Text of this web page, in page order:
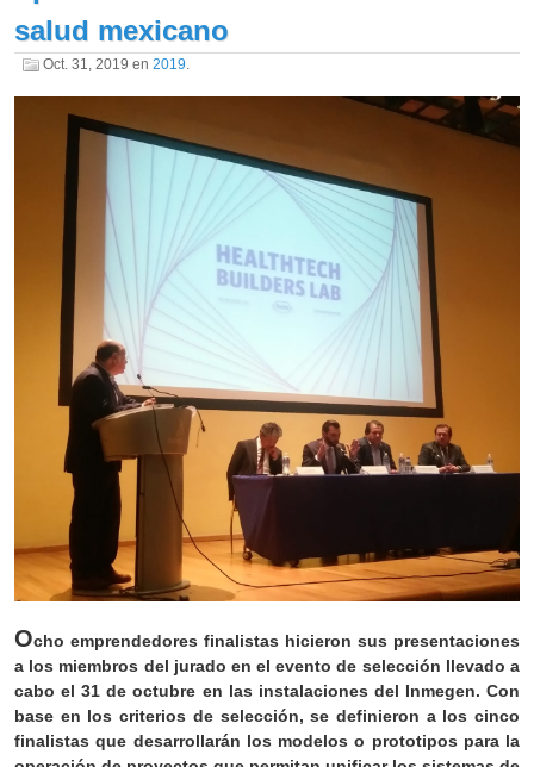
salud mexicano
Oct. 31, 2019 en 2019.
Ocho emprendedores finalistas hicieron sus presentaciones
a los miembros del jurado en el evento de selección llevado a
cabo el 31 de octubre en las instalaciones del Inmegen. Con
base en los criterios de selección, se definieron a los cinco
finalistas que desarrollarán los modelos o prototipos para la